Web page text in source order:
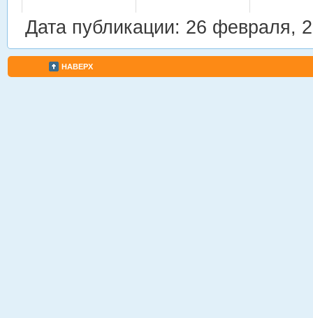
Дата публикации: 26 февраля,
НАВЕРХ